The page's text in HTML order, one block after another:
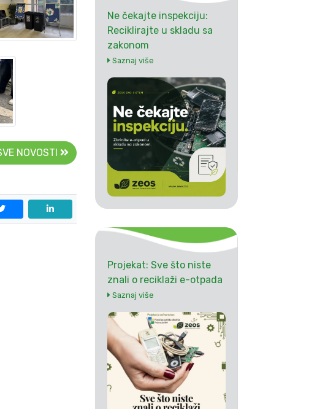
NOVOSTI
Ne čekajte inspekciju:
Reciklirajte u skladu sa
zakonom
Saznaj više
Projekat: Sve što niste
znali o reciklaži e-otpada
Saznaj više